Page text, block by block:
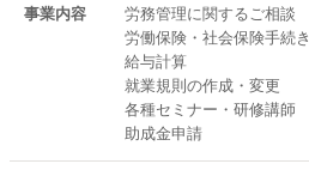
事業内容
労務管理に関するご相談
労働保険・社会保険手続き
給与計算
就業規則の作成・変更
各種セミナー・研修講師
助成金申請